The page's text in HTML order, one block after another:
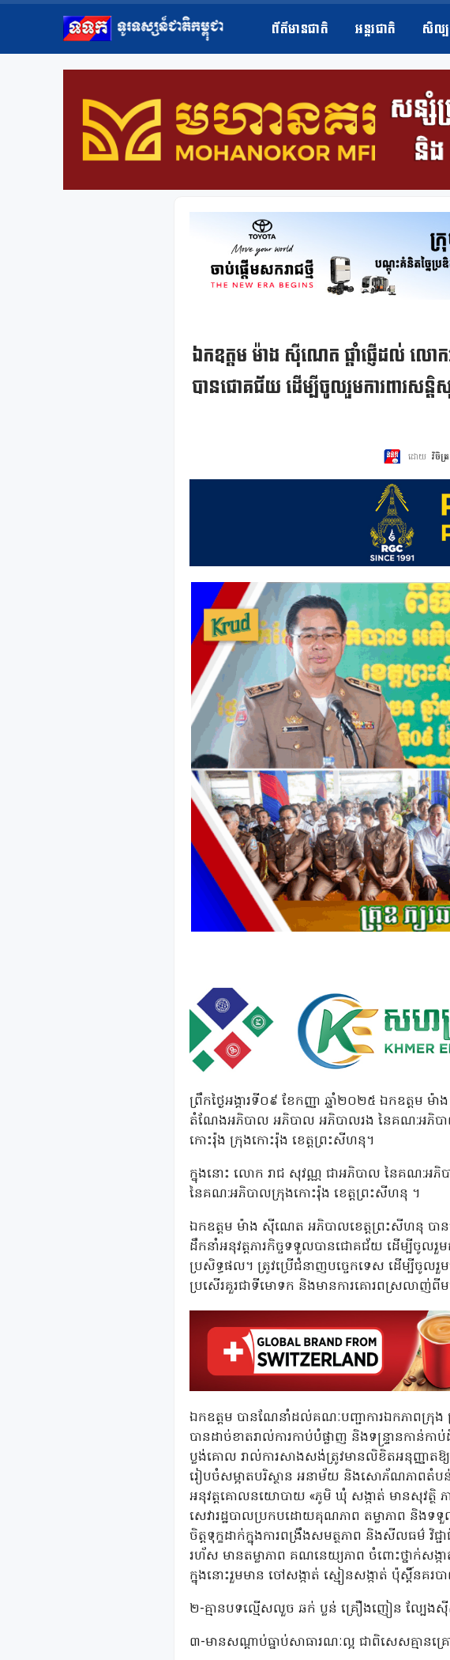
ព័ត៌មានជាតិ អន្តរជាតិ សិល្
ឯកឧត្តម ម៉ាង ស៊ីណេត ផ្តាំផ្ញើដល់ លោ
បានជោគជ័យ ដើម្បីចូលរួមការពារសន្តិ
ដោយ វិចិត្រ
ព្រឹកថ្ងៃអង្គារទី០៩ ខែកញ្ញា ឆ្នាំ២០២៥ ឯកឧត្
តំណែងអភិបាល អភិបាល អភិបាលរង នៃគណ:អភិបាល
កោះរ៉ុង ក្រុងកោះរ៉ុង ខេត្តព្រះសីហនុ។
ក្នុងនោះ លោក រាជ សុវណ្ណ ជាអភិបាល នៃគណ:អ
នៃគណ:អភិបាលក្រុងកោះរ៉ុង ខេត្តព្រះសីហនុ ។
ឯកឧត្តម ម៉ាង ស៊ីណេត អភិបាលខេត្តព្រះសីហនុ បាន
ដឹកនាំអនុវត្តភារកិច្ចទទួលបានជោគជ័យ ដើម្បីចូលរួម
ប្រសិទ្ធផល។ ត្រូវប្រើជំនាញបច្ចេកទេស ដើម្បីចូល
ប្រសើរគួរជាទីមោទក និងមានការគោរពស្រលាញ់ពីមន្
ឯកឧត្តម បានណែនាំដល់គណៈបញ្ជាការឯកភាពក្រុង ត្
បានដាច់ខាតរាល់ការកាប់បំផ្លាញ និងទន្ទ្រានកាន់ក
ប្លង់គោល រាល់ការសាងសង់ត្រូវមានលិខិតអនុញ្ញាតឱ្យ
រៀបចំសម្អាតបរិស្ថាន អនាម័យ និងសោភ័ណភាពតំបន់ឆ្
អនុវត្តគោលនយោបាយ «ភូមិ ឃុំ សង្កាត់ មានសុវត្ថិ
សេវារដ្ឋបាលប្រកបដោយគុណភាព តម្លាភាព និង
ចិត្តទុក្ខដាក់ក្នុងការពង្រឹងសមត្ថភាព និងសីលធម៌ វិជ្
រហ័ស មានតម្លាភាព គណនេយ្យភាព ចំពោះថ្នាក់សង្
ក្នុងនោះរួមមាន ចៅសង្កាត់ ស្មៀនសង្កាត់ ប៉ុស្តិ៍ន
២-គ្មានបទល្មើសលួច ឆក់ ប្លន់ គ្រឿងញៀន ល្បែង
៣-មានសណ្តាប់ធ្នាប់សាធារណៈល្អ ជាពិសេសគ្មានគ្រ